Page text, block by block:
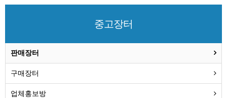
중고장터
판매장터
구매장터
업체홍보방